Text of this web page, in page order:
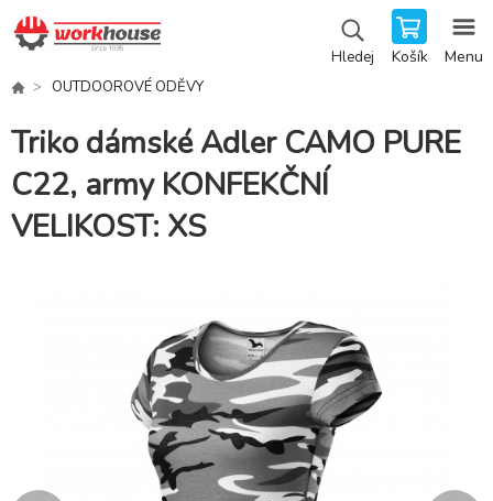
Hledej Košík Menu
OUTDOOROVÉ ODĚVY
Triko dámské Adler CAMO PURE
C22, army KONFEKČNÍ
VELIKOST: XS